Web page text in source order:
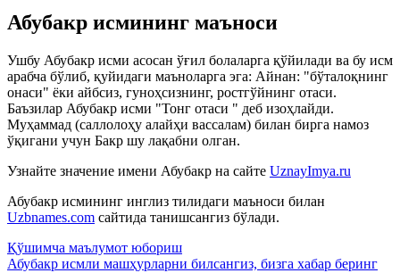
Абубакр исмининг маъноси
Ушбу Абубакр исми асосан ўғил болаларга қўйилади ва бу исм
арабча бўлиб, қуйидаги маъноларга эга: Айнан: "бўталоқнинг
онаси" ёки айбсиз, гуноҳсизнинг, ростгўйнинг отаси.
Баъзилар Абубакр исми "Тонг отаси " деб изоҳлайди.
Муҳаммад (саллолоҳу алайҳи вассалам) билан бирга намоз
ўқигани учун Бакр шу лақабни олган.
Узнайте значение имени Абубакр на сайте UznayImya.ru
Абубакр исмининг инглиз тилидаги маъноси билан
Uzbnames.com сайтида танишсангиз бўлади.
Қўшимча маълумот юбориш
Абубакр исмли машҳурларни билсангиз, бизга хабар беринг